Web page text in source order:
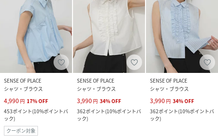
SENSE OF PLACE
シャツ・ブラウス
4,990 円 17%OFF
453ポイント(10%ポイントバ
ック)
クーポン対象
SENSE OF PLACE
シャツ・ブラウス
3,990 円 34%OFF
362ポイント(10%ポイントバ
ック)
SENSE OF PLACE
シャツ・ブラウス
3,990 円 34%OFF
362ポイント(10%ポイントバ
ック)